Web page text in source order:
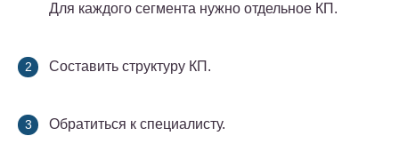
Для каждого сегмента нужно отдельное КП.
Составить структуру КП.
Обратиться к специалисту.